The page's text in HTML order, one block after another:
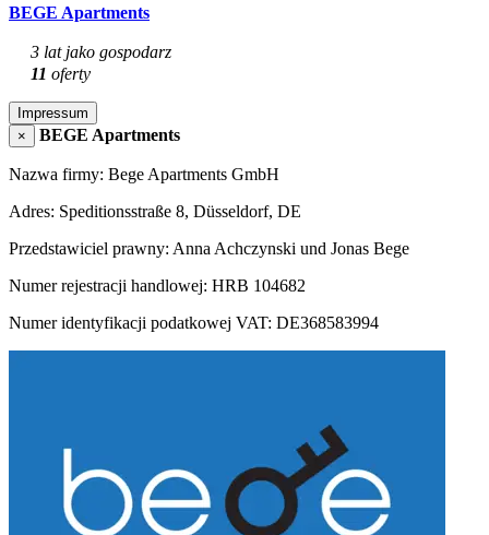
BEGE Apartments
3 lat jako gospodarz
11 oferty
Impressum
×
BEGE Apartments
Nazwa firmy: Bege Apartments GmbH
Adres: Speditionsstraße 8, Düsseldorf, DE
Przedstawiciel prawny: Anna Achczynski und Jonas Bege
Numer rejestracji handlowej: HRB 104682
Numer identyfikacji podatkowej VAT: DE368583994